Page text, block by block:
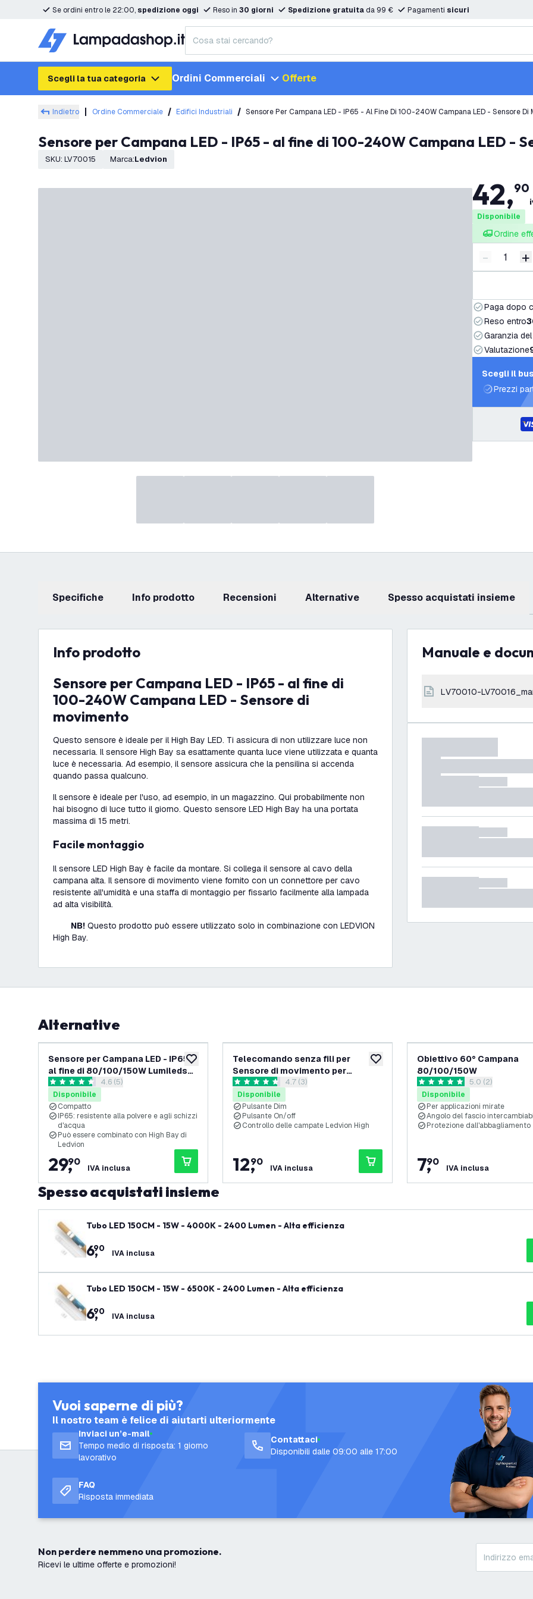
Se ordini entro le 22:00, spedizione oggi Reso in 30 giorni Spedizione gratuita da 99 € Pagamenti sicuri
Scegli la tua categoria Ordini Commerciali Offerte
Indietro Ordine Commerciale Edifici Industriali Sensore Per Campana LED - IP65 - Al Fine Di 100-240W Campana LED - Sensore Di
Sensore per Campana LED - IP65 - al fine di 100-240W Campana LED -
SKU: LV70015 Marca: Ledvion
42,90
Disponibile
Ordine
Riduci
- +
Paga dopo
Reso entro
Garanzia
Valutazione
Scegli il
Prezzi
Specifiche info prodotto recensioni Alternative Spesso acquistati insieme
info prodotto
Sensore per Campana LED - IP65 - al fine di
100-240W Campana LED - Sensore di
movimento
Questo sensore è ideale per il High Bay LED. Ti assicura di non utilizzare luce non
necessaria. Il sensore High Bay sa esattamente quanta luce viene utilizzata e quanta
luce è necessaria. Ad esempio, il sensore assicura che la pensilina si accenda
quando passa qualcuno.
Il sensore è ideale per l'uso, ad esempio, in un magazzino. Qui probabilmente non
hai bisogno di luce tutto il giorno. Questo sensore LED High Bay ha una portata
massima di 15 metri.
Facile montaggio
Il sensore LED High Bay è facile da montare. Si collega il sensore al cavo della
campana alta. Il sensore di movimento viene fornito con un connettore per cavo
resistente all'umidità e una staffa di montaggio per fissarlo facilmente alla lampada
ad alta visibilità.
NB! Questo prodotto può essere utilizzato solo in combinazione con LEDVION
High Bay.
Manuale e
LV70010-
Alternative
aggiungi alla lista desideri
Sensore per Campana LED - IP65 -
al fine di 80/100/150W Lumileds
Campana LED - Sensore di
movimento - Sensore di luce
diurna
apri il cassetto delle recensioni
4.6 stelle di valutazione
4.6 (5)
Disponibile
Compatto
IP65: resistente alla polvere e agli schizzi
d'acqua
Può essere combinato con High Bay di
Ledvion
29,
90
IVA inclusa
aggiungi alla lista desideri
Telecomando senza fili per
Sensore di movimento per
Campana LEDapri il cassetto delle recensioni
4.7 stelle di valutazione
4.7 (3)
Disponibile
Pulsante Dim
Pulsante On/off
Controllo delle campate Ledvion High
12,
90
IVA inclusa
Obiettivo 60° Campana
80/100/150W
apri il cassetto
5 stelle di valutazione
5.0 (2)
Disponibile
Per applicazioni mirate
Angolo del fascio
Protezione dall'abbagliamento
7,
90
IVA inclusa
Spesso acquistati insieme
Tubo LED 150CM - 15W - 4000K - 2400 Lumen - Alta efficienza
6,
90 IVA inclusa
Tubo LED 150CM - 15W - 6500K - 2400 Lumen - Alta efficienza
6,
90 IVA inclusa
Vuoi saperne di più?
Il nostro team è felice di aiutarti ulteriormente
Inviaci un’e-mail
Tempo medio di risposta: 1 giorno
lavorativo
Contattaci
Disponibili dalle 09:00 alle 17:00
FAQ
Risposta immediata
Non perdere nemmeno una promozione.
Ricevi le ultime offerte e promozioni!